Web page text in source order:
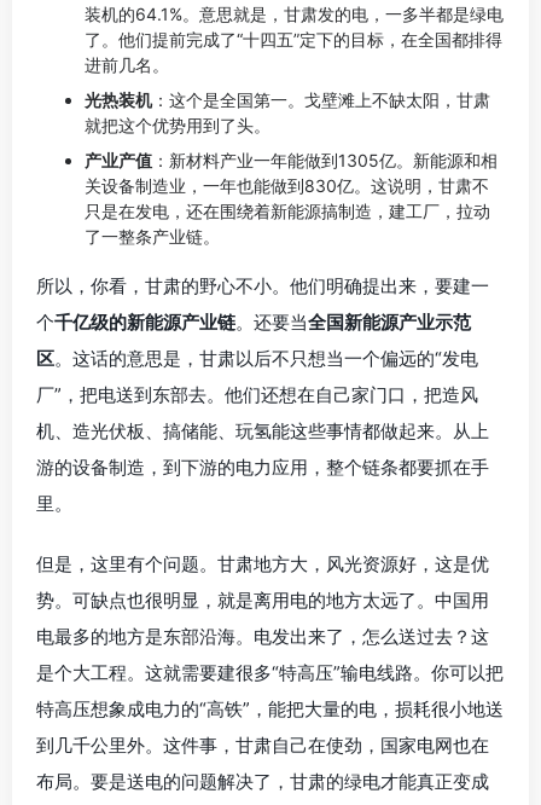
装机的64.1%。意思就是，甘肃发的电，一多半都是绿电
了。他们提前完成了“十四五”定下的目标，在全国都排得
进前几名。
光热装机：这个是全国第一。戈壁滩上不缺太阳，甘肃
就把这个优势用到了头。
产业产值 ：新材料产业一年能做到1305亿。新能源和相
关设备制造业，一年也能做到830亿。这说明，甘肃不
只是在发电，还在围绕着新能源搞制造，建工厂，拉动
了一整条产业链。
所以，你看，甘肃的野心不小。他们明确提出来，要建一
个千亿级的新能源产业链。还要当全国新能源产业示范
区。这话的意思是，甘肃以后不只想当一个偏远的“发电
厂”，把电送到东部去。他们还想在自己家门口，把造风
机、造光伏板、搞储能、玩氢能这些事情都做起来。从上
游的设备制造，到下游的电力应用，整个链条都要抓在手
里。
但是，这里有个问题。甘肃地方大，风光资源好，这是优
势。可缺点也很明显，就是离用电的地方太远了。中国用
电最多的地方是东部沿海。电发出来了，怎么送过去？这
是个大工程。这就需要建很多“特高压”输电线路。你可以把
特高压想象成电力的“高铁”，能把大量的电，损耗很小地送
到几千公里外。这件事，甘肃自己在使劲，国家电网也在
布局。要是送电的问题解决了，甘肃的绿电才能真正变成